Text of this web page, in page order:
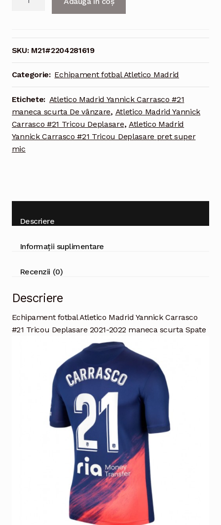
2021-
2022
maneca
scurta
SKU: M21#2204281619
Categorie: Echipament fotbal Atletico Madrid
Etichete: Atletico Madrid Yannick Carrasco #21
maneca scurta De vânzare, Atletico Madrid Yannick
Carrasco #21 Tricou Deplasare, Atletico Madrid
Yannick Carrasco #21 Tricou Deplasare pret super
mic
Descriere
Informații suplimentare
Recenzii (0)
Descriere
Echipament fotbal Atletico Madrid Yannick Carrasco
#21 Tricou Deplasare 2021-2022 maneca scurta Spate